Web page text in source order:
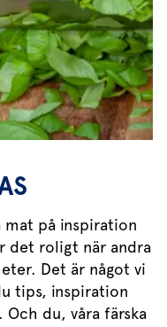
mat på inspiration
det roligt när andra
Det är något vi
tips, inspiration
du, våra färska